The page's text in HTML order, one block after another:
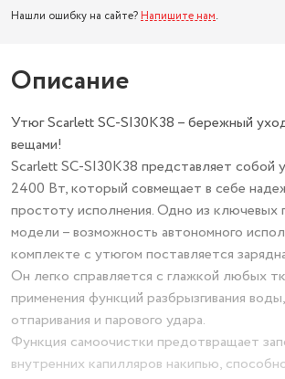
Нашли ошибку на сайте? Напишите нам.
Описание
Утюг Scarlett SC-SI30K38 – бережный
вещами!
Scarlett SC-SI30K38 представляет
2400 Вт, который совмещает в себе
простоту исполнения. Одно из ключевых
модели – возможность автономного
комплекте с утюгом поставляется
Он легко справляется с глажкой любых
применения функций разбрызгивания
отпаривания и парового удара.
Функция самоочистки предотвращает
внутренних капилляров накипью,